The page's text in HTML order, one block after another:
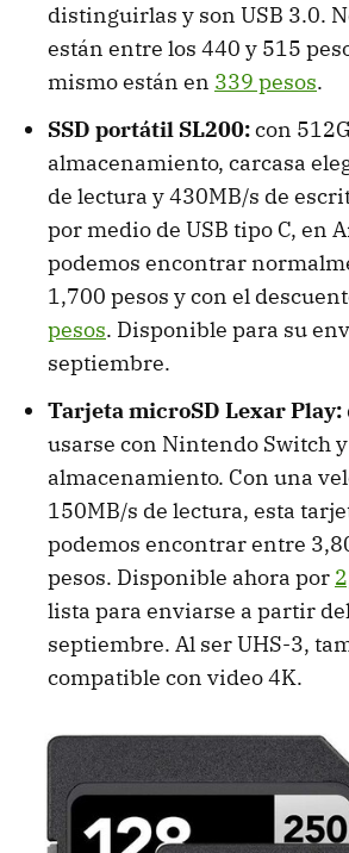
distinguirlas y son USB 3.0.
están entre los 440 y 515
mismo están en 339 pesos.
SSD portátil SL200:con
almacenamiento, carcasa
de lectura y 430MB/s de
por medio de USB tipo C, en
podemos encontrar
1,700 pesos y con el
pesos. Disponible para su
septiembre.
Tarjeta microSD Lexar Play:
usarse con Nintendo Switch
almacenamiento. Con una
150MB/s de lectura, esta
podemos encontrar entre
pesos. Disponible ahora por
lista para enviarse a partir
septiembre. Al ser UHS-3,
compatible con video 4K.